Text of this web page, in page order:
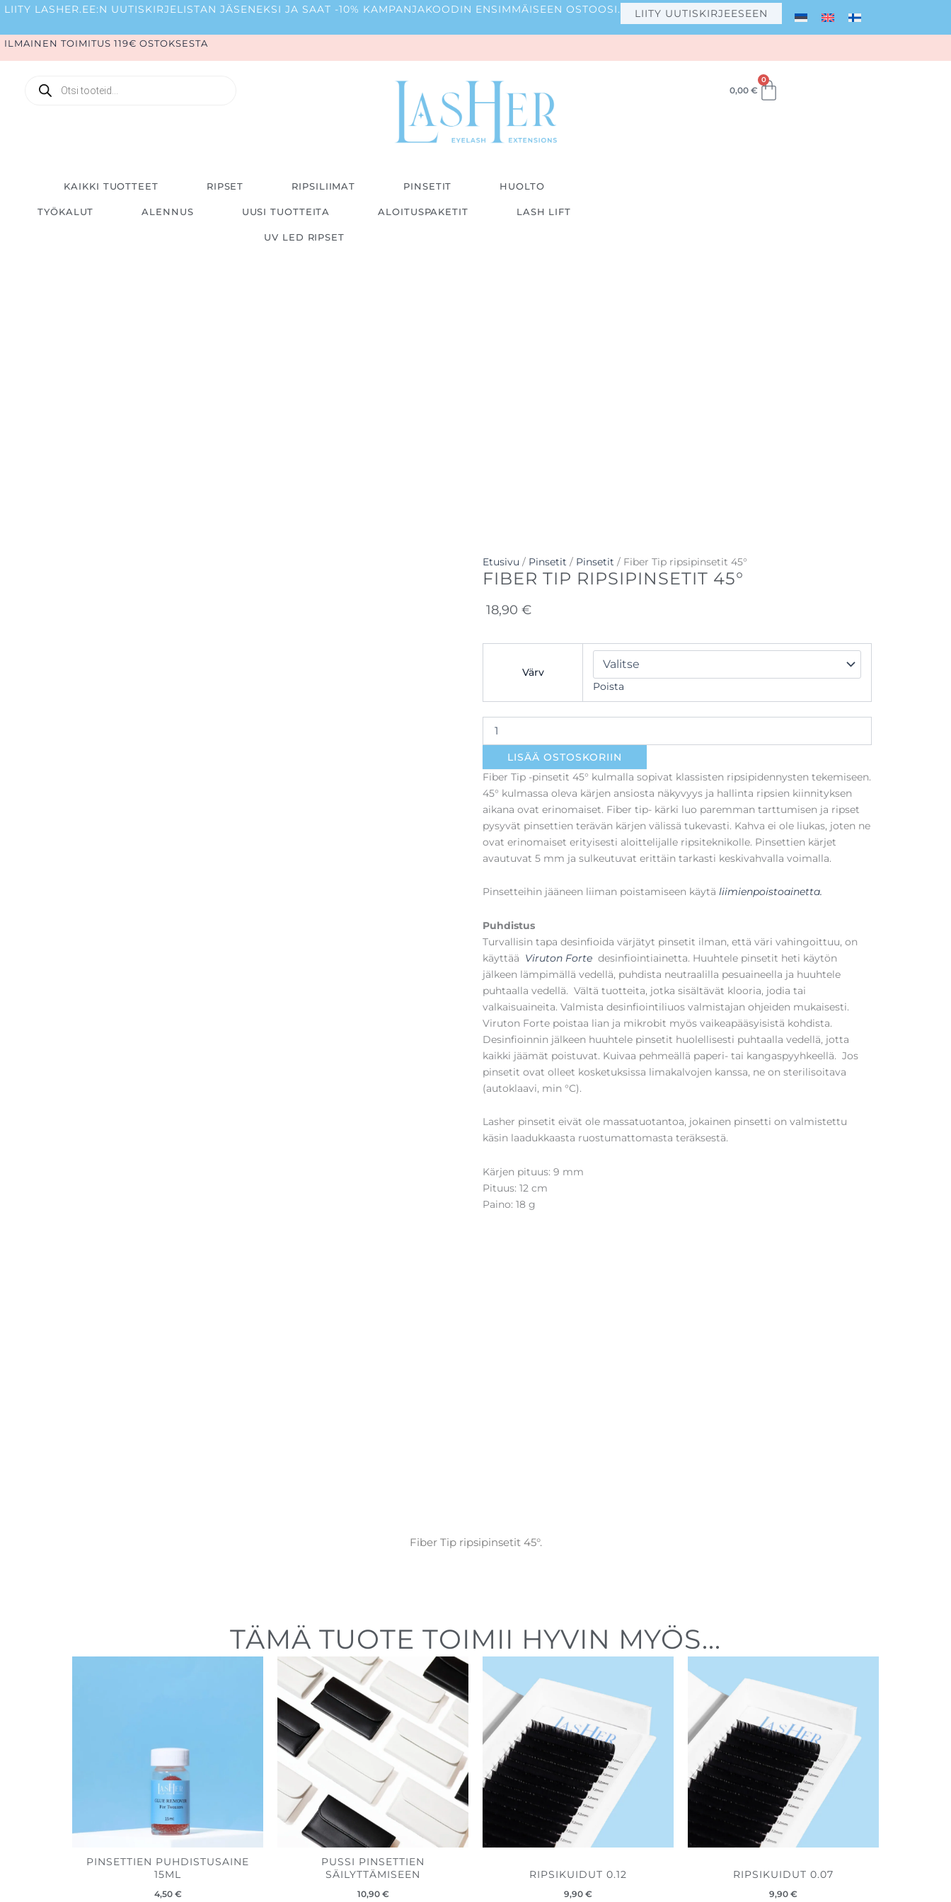
Siirry
LIITY LASHER.EE:N UUTISKIRJELISTAN JÄSENEKSI JA SAAT -10% KAMPANJAKOODIN ENSIMMÄISEEN OSTOOSI. LIITY UUTISKIRJEESEEN
ILMAINEN TOIMITUS 119€ OSTOKSESTA
search
0,00 €
0
Cart
KAIKKI TUOTTEET RIPSET RIPSILIIMAT PINSETIT HUOLTO
TYÖKALUT ALENNUS UUSI TUOTTEITA ALOITUSPAKETIT LASH LIFT
UV LED RIPSET
Etusivu / Pinsetit / Pinsetit / Fiber Tip ripsipinsetit 45°
FIBER TIP RIPSIPINSETIT 45°
18,90 €
Värv
Poista
ripsipinsetit
määrä
LISÄÄ OSTOSKORIIN
Fiber Tip -pinsetit 45° kulmalla sopivat klassisten ripsipidennysten tekemiseen.
45° kulmassa oleva kärjen ansiosta näkyvyys ja hallinta ripsien kiinnityksen
aikana ovat erinomaiset. Fiber tip- kärki luo paremman tarttumisen ja ripset
pysyvät pinsettien terävän kärjen välissä tukevasti. Kahva ei ole liukas, joten ne
ovat erinomaiset erityisesti aloittelijalle ripsiteknikolle. Pinsettien kärjet
avautuvat 5 mm ja sulkeutuvat erittäin tarkasti keskivahvalla voimalla.
Pinsetteihin jääneen liiman poistamiseen käytä liimienpoistoainetta.
Puhdistus
Turvallisin tapa desinfioida värjätyt pinsetit ilman, että väri vahingoittuu, on
käyttää Viruton Forte desinfiointiainetta. Huuhtele pinsetit heti käytön
jälkeen lämpimällä vedellä, puhdista neutraalilla pesuaineella ja huuhtele
puhtaalla vedellä. Vältä tuotteita, jotka sisältävät klooria, jodia tai
valkaisuaineita. Valmista desinfiointiliuos valmistajan ohjeiden mukaisesti.
Viruton Forte poistaa lian ja mikrobit myös vaikeapääsyisistä kohdista.
Desinfioinnin jälkeen huuhtele pinsetit huolellisesti puhtaalla vedellä, jotta
kaikki jäämät poistuvat. Kuivaa pehmeällä paperi- tai kangaspyyhkeellä. Jos
pinsetit ovat olleet kosketuksissa limakalvojen kanssa, ne on sterilisoitava
(autoklaavi, min °C).
Lasher pinsetit eivät ole massatuotantoa, jokainen pinsetti on valmistettu
käsin laadukkaasta ruostumattomasta teräksestä.
Kärjen pituus: 9 mm
Pituus: 12 cm
Paino: 18 g
Fiber Tip ripsipinsetit 45°.
TÄMÄ TUOTE TOIMII HYVIN MYÖS...
PINSETTIEN PUHDISTUSAINE
15ML
4,50 €
PUSSI PINSETTIEN
SÄILYTTÄMISEEN
10,90 €
RIPSIKUIDUT 0.12
9,90 €
RIPSIKUIDUT 0.07
9,90 €